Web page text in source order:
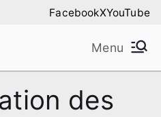
FacebookXYouTube
Les Amis
de
Menu
des